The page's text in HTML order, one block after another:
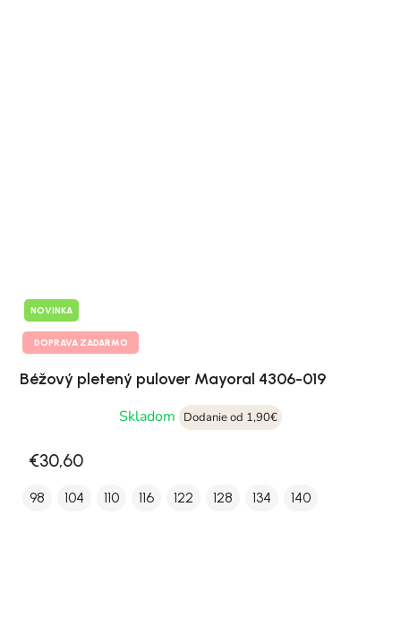
NOVINKA
DOPRAVA ZADARMO
Béžový pletený pulover Mayoral 4306-019
Skladom
Dodanie od 1,90€
€30,60
98 104 110 116 122 128 134 140